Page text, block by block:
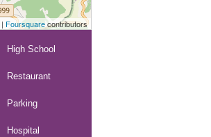
| Foursquarecontributors
High School
Restaurant
Parking
Hospital